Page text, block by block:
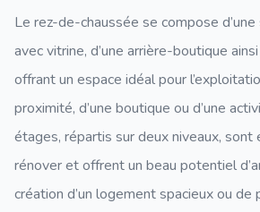
Le rez-de-chaussée se compose
avec vitrine, d’une arrière-boutique
offrant un espace idéal pour
proximité, d’une boutique ou d’une
étages, répartis sur deux niveaux, sont
rénover et offrent un beau potentiel
création d’un logement spacieux ou de